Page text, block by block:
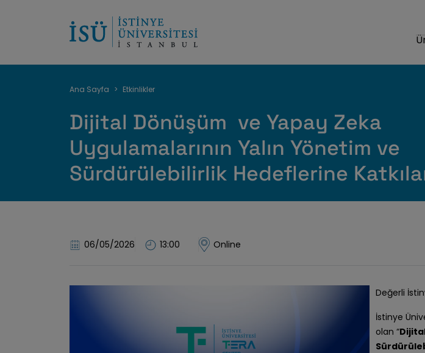
Sayfa
yolu
Ana Sayfa Etkinlikler
Dijital Dönüşüm ve Yapay Zeka
Uygulamalarının Yalın Yönetim ve
Sürdürülebilirlik Hedeflerine
06/05/2026 13:00 Online
Değerli
İstinye
olan “